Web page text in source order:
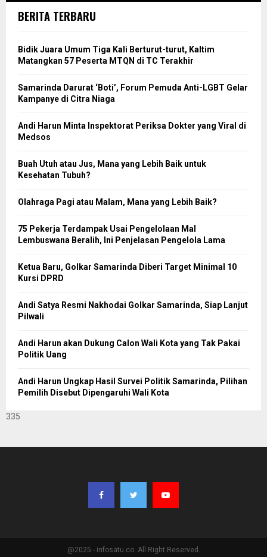
BERITA TERBARU
Bidik Juara Umum Tiga Kali Berturut-turut, Kaltim
Matangkan 57 Peserta MTQN di TC Terakhir
Samarinda Darurat ‘Boti’, Forum Pemuda Anti-LGBT Gelar
Kampanye di Citra Niaga
Andi Harun Minta Inspektorat Periksa Dokter yang Viral di
Medsos
Buah Utuh atau Jus, Mana yang Lebih Baik untuk
Kesehatan Tubuh?
Olahraga Pagi atau Malam, Mana yang Lebih Baik?
75 Pekerja Terdampak Usai Pengelolaan Mal
Lembuswana Beralih, Ini Penjelasan Pengelola Lama
Ketua Baru, Golkar Samarinda Diberi Target Minimal 10
Kursi DPRD
Andi Satya Resmi Nakhodai Golkar Samarinda, Siap Lanjut
Pilwali
Andi Harun akan Dukung Calon Wali Kota yang Tak Pakai
Politik Uang
Andi Harun Ungkap Hasil Survei Politik Samarinda, Pilihan
Pemilih Disebut Dipengaruhi Wali Kota
335
@2025 - infosatu.co. All Right Reserved.